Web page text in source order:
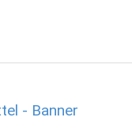
- Banner